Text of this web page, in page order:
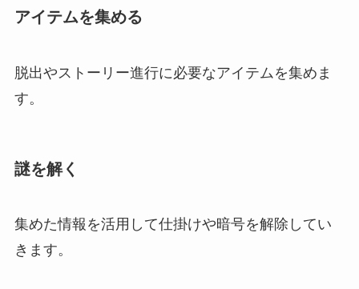
アイテムを集める
脱出やストーリー進行に必要なアイテムを集めま
す。
謎を解く
集めた情報を活用して仕掛けや暗号を解除してい
きます。